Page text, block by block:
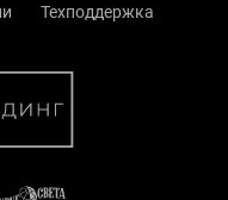
Техподдержка